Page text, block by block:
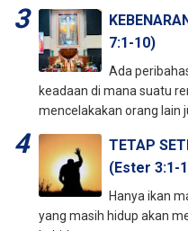
7:1-10)
Ada
keadaan di mana suatu
mencelakakan orang lain
TETAP
(Ester 3:1-
Hanya ikan
yang masih hidup akan